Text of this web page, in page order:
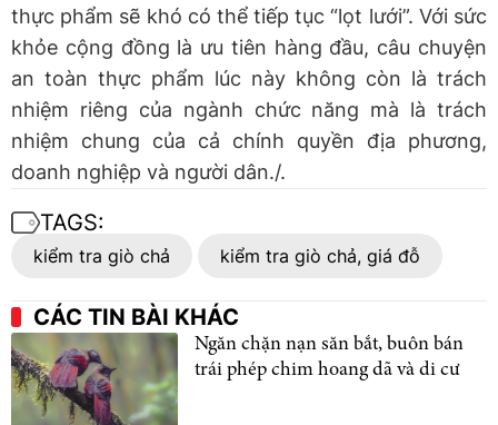
thực phẩm sẽ khó có thể tiếp tục “lọt lưới”. Với sức
khỏe cộng đồng là ưu tiên hàng đầu, câu chuyện
an toàn thực phẩm lúc này không còn là trách
nhiệm riêng của ngành chức năng mà là trách
nhiệm chung của cả chính quyền địa phương,
doanh nghiệp và người dân./.
TAGS:
kiểm tra giò chả kiểm tra giò chả, giá đỗ
CÁC TIN BÀI KHÁC
Ngăn chặn nạn săn bắt, buôn bán
trái phép chim hoang dã và di cư